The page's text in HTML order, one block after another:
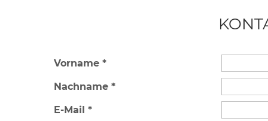
Vorname *
Nachname *
E-Mail *